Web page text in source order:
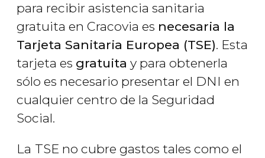
para recibir asistencia sanitaria
gratuita en Cracovia es necesaria la
Tarjeta Sanitaria Europea (TSE). Esta
tarjeta es gratuita y para obtenerla
sólo es necesario presentar el DNI en
cualquier centro de la Seguridad
Social.
La TSE no cubre gastos tales como el